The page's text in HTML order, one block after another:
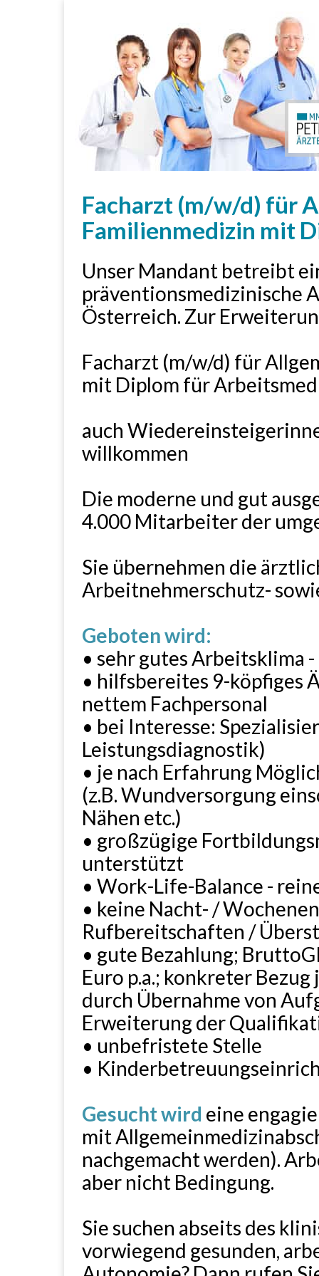
Facharzt (m/w/d) für
Familienmedizin mit
Unser Mandant betreibt
präventionsmedizinische
Österreich. Zur
Facharzt (m/w/d) für
mit Diplom für
auch
willkommen
Die moderne und gut
4.000 Mitarbeiter der
Sie übernehmen die
Arbeitnehmerschutz-
Geboten wird:
• sehr gutes Arbeitsklima
• hilfsbereites 9-köpfiges
nettem Fachpersonal
• bei Interesse:
Leistungsdiagnostik)
• je nach Erfahrung
(z.B. Wundversorgung
Nähen etc.)
• großzügige
unterstützt
• Work-Life-Balance -
• keine Nacht- /
Rufbereitschaften /
• gute Bezahlung;
Euro p.a.; konkreter
durch Übernahme von
Erweiterung der
• unbefristete Stelle
•
Gesucht wird eine
mit
nachgemacht werden).
aber nicht Bedingung.
Sie suchen abseits des
vorwiegend gesunden,